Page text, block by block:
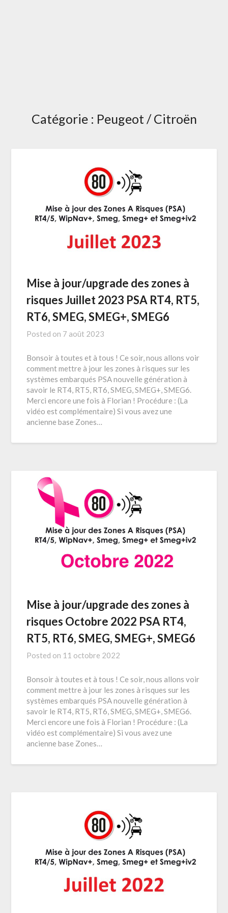
Catégorie : Peugeot / Citroën
Mise à jour/upgrade des zones à
risques Juillet 2023 PSA RT4, RT5,
RT6, SMEG, SMEG+, SMEG6
Posted on 7 août 2023
Bonsoir à toutes et à tous ! Ce soir, nous allons voir
comment mettre à jour les zones à risques sur les
systèmes embarqués PSA nouvelle génération à
savoir le RT4, RT5, RT6, SMEG, SMEG+, SMEG6.
Merci encore une fois à Florian ! Procédure : (La
vidéo est complémentaire) Si vous avez une
ancienne base Zones…
Mise à jour/upgrade des zones à
risques Octobre 2022 PSA RT4,
RT5, RT6, SMEG, SMEG+, SMEG6
Posted on 11 octobre 2022
Bonsoir à toutes et à tous ! Ce soir, nous allons voir
comment mettre à jour les zones à risques sur les
systèmes embarqués PSA nouvelle génération à
savoir le RT4, RT5, RT6, SMEG, SMEG+, SMEG6.
Merci encore une fois à Florian ! Procédure : (La
vidéo est complémentaire) Si vous avez une
ancienne base Zones…